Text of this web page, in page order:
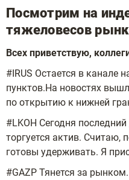
Посмотрим на
тяжеловесов
Всех приветствую,
#IRUS Остается в канале
пунктов.На новостях
по открытию к нижней
#LKOH Сегодня
торгуется актив. Считаю,
готовы удерживать. Я
#GAZP Тянется за